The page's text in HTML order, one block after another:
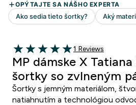
5 out of 5 stars
1 customer reviews
1 Reviews
MP dámske X
šortky so zvlneným
Šortky s jemným materiálom,
natiahnutím a technológiou